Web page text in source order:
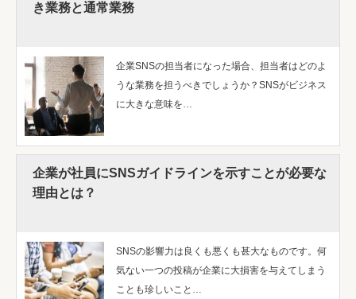
き業務と通常業務
企業SNSの担当者になった場合、担当者はどのよ
うな業務を担うべきでしょうか？SNSがビジネス
に大きな意味を…
企業が社員にSNSガイドラインを示すことが必要な
理由とは？
SNSの影響力は良くも悪くも甚大なものです。何
気ない一つの投稿が企業に大損害を与えてしまう
ことも珍しいこと…